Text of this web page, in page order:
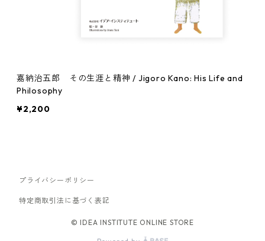
嘉納治五郎 その生涯と精神 / Jigoro Kano: His Life and
Philosophy
¥2,200
プライバシーポリシー
特定商取引法に基づく表記
© IDEA INSTITUTE ONLINE STORE